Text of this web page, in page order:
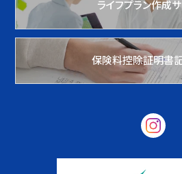
ライフプラン作成
保険料控除証明書